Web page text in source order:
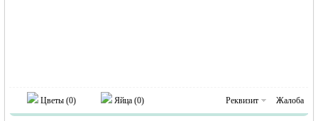
Цветы (0) Яйца (0) Реквизит Жалоба